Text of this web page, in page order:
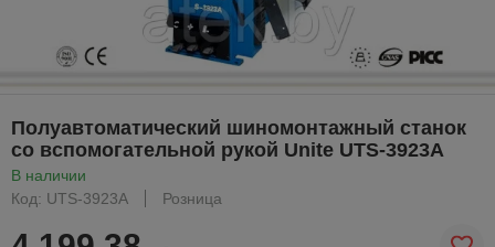
Полуавтоматический шиномонтажный станок
со вспомогательной рукой Unite UTS-3923A
В наличии
Код: UTS-3923A
Розница